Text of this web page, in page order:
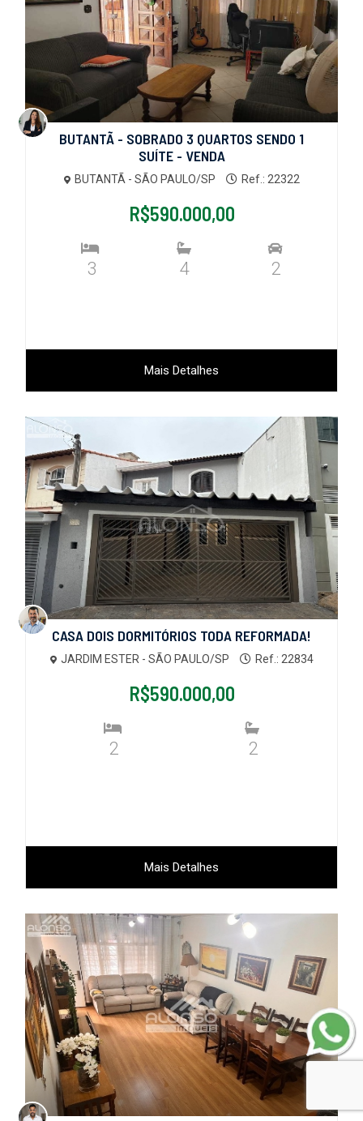
BUTANTÃ - SOBRADO 3 QUARTOS SENDO 1
SUÍTE - VENDA
BUTANTÃ - SÃO PAULO/SP Ref.: 22322
R$590.000,00
3 4 2
Mais Detalhes
CASA DOIS DORMITÓRIOS TODA REFORMADA!
JARDIM ESTER - SÃO PAULO/SP Ref.: 22834
R$590.000,00
2 2
Mais Detalhes